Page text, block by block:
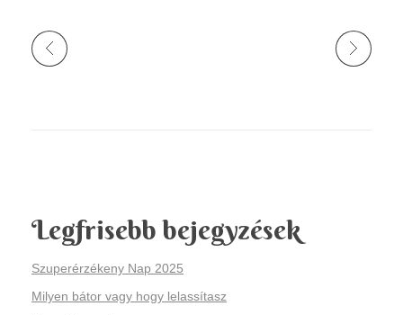
Legfrisebb bejegyzések
Szuperérzékeny Nap 2025
Milyen bátor vagy hogy lelassítasz